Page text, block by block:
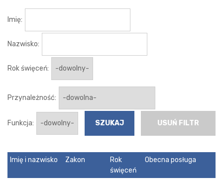
Imię:
Nazwisko:
Rok święceń:
Przynależność:
Funkcja: USUŃ FILTR
Imię i nazwisko Zakon
Rok
święceń
Obecna posługa